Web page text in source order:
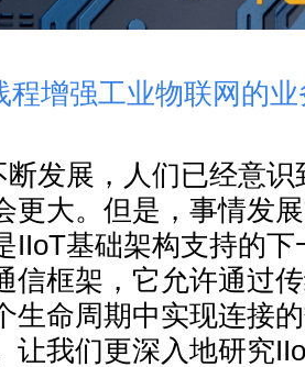
程增强工业物联网的
断发展，人们已经意
更大。但是，事情发
IIoT基础架构支持的
信框架，它允许通过
生命周期中实现连接
让我们更深入地研究